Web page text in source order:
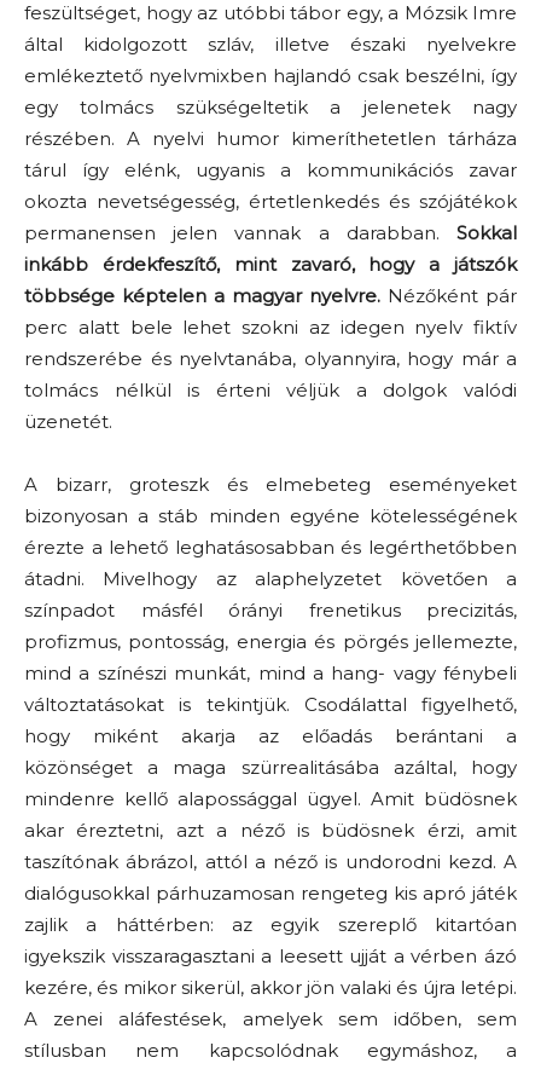
feszültséget, hogy az utóbbi tábor egy, a Mózsik Imre
által kidolgozott szláv, illetve északi nyelvekre
emlékeztető nyelvmixben hajlandó csak beszélni, így
egy tolmács szükségeltetik a jelenetek nagy
részében. A nyelvi humor kimeríthetetlen tárháza
tárul így elénk, ugyanis a kommunikációs zavar
okozta nevetségesség, értetlenkedés és szójátékok
permanensen jelen vannak a darabban. Sokkal
inkább érdekfeszítő, mint zavaró, hogy a játszók
többsége képtelen a magyar nyelvre. Nézőként pár
perc alatt bele lehet szokni az idegen nyelv fiktív
rendszerébe és nyelvtanába, olyannyira, hogy már a
tolmács nélkül is érteni véljük a dolgok valódi
üzenetét.
A bizarr, groteszk és elmebeteg eseményeket
bizonyosan a stáb minden egyéne kötelességének
érezte a lehető leghatásosabban és legérthetőbben
átadni. Mivelhogy az alaphelyzetet követően a
színpadot másfél órányi frenetikus precizitás,
profizmus, pontosság, energia és pörgés jellemezte,
mind a színészi munkát, mind a hang- vagy fénybeli
változtatásokat is tekintjük. Csodálattal figyelhető,
hogy miként akarja az előadás berántani a
közönséget a maga szürrealitásába azáltal, hogy
mindenre kellő alapossággal ügyel. Amit büdösnek
akar éreztetni, azt a néző is büdösnek érzi, amit
taszítónak ábrázol, attól a néző is undorodni kezd. A
dialógusokkal párhuzamosan rengeteg kis apró játék
zajlik a háttérben: az egyik szereplő kitartóan
igyekszik visszaragasztani a leesett ujját a vérben ázó
kezére, és mikor sikerül, akkor jön valaki és újra letépi.
A zenei aláfestések, amelyek sem időben, sem
stílusban nem kapcsolódnak egymáshoz, a